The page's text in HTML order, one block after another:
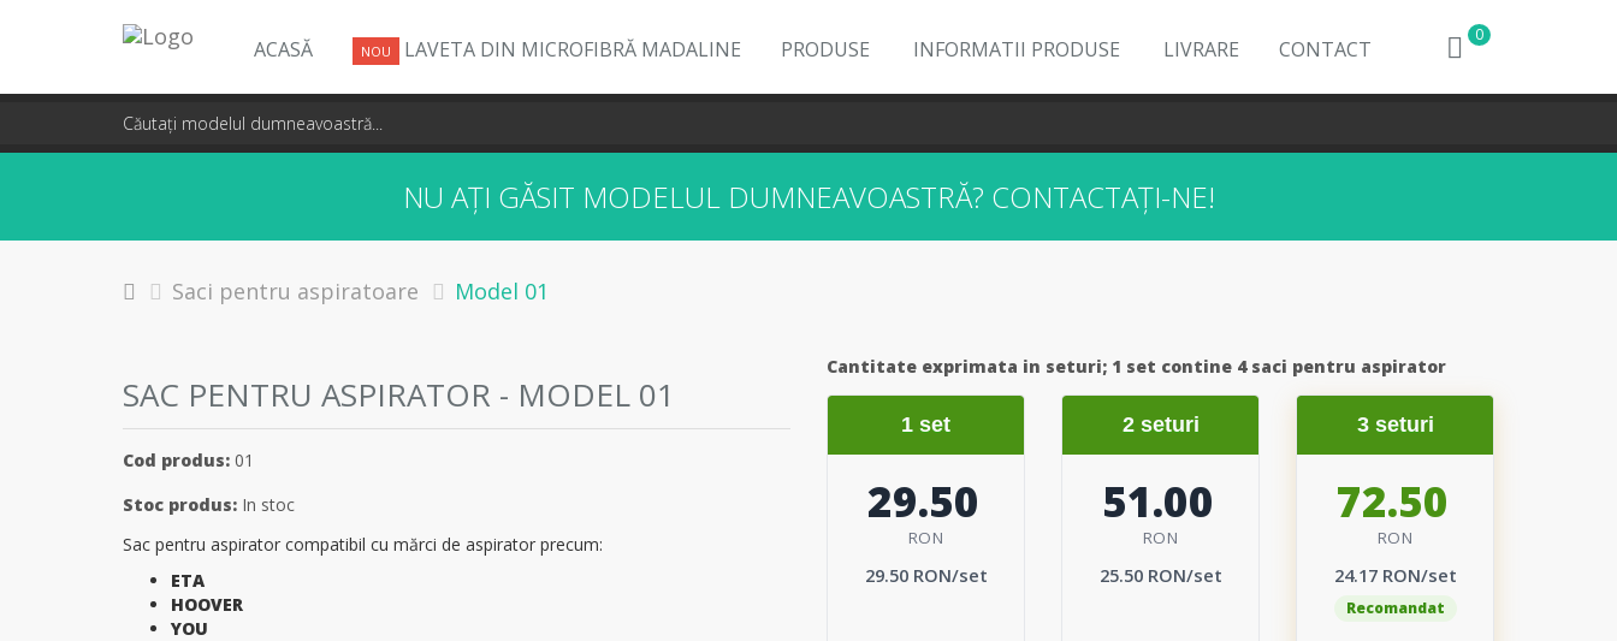
0
ACASĂ NOU LAVETA DIN MICROFIBRĂ MADALINE PRODUSE INFORMATII PRODUSE LIVRARE CONTACT
NU AȚI GĂSIT MODELUL DUMNEAVOASTRĂ? CONTACTAȚI-NE!
Saci pentru aspiratoare Model 01
SAC PENTRU ASPIRATOR - MODEL 01
Cod produs: 01
Stoc produs: In stoc
Sac pentru aspirator compatibil cu mărci de aspirator precum:
ETA
HOOVER
YOU
Cantitate exprimata in seturi; 1 set contine 4 saci pentru aspirator
1 set
29.50
RON
29.50 RON/set
2 seturi
51.00
RON
25.50 RON/set
3 seturi
72.50
RON
24.17 RON/set
Recomandat